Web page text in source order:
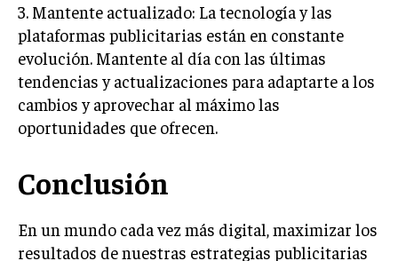
TALENTOS
RECURSOS HUMANOS Y GESTIÓN DEL
COMPENSACIÓN Y BENEFICIOS
RECLUTAMIENTO Y SELECCIÓN
DESARROLLO DE PERSONAL
CULTURA Y CLIMA ORGANIZACIONAL
3. Mantente actualizado: La tecnología y las
plataformas publicitarias están en constante
evolución. Mantente al día con las últimas
tendencias y actualizaciones para adaptarte a los
cambios y aprovechar al máximo las
oportunidades que ofrecen.
Conclusión
En un mundo cada vez más digital, maximizar los
resultados de nuestras estrategias publicitarias